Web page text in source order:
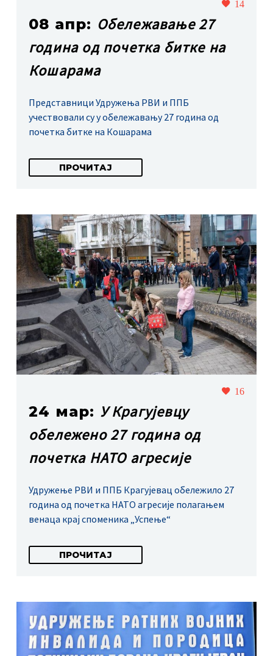
14
08 апр: Обележавање 27
година од почетка битке на
Кошарама
Представници Удружења РВИ и ППБ
учествовали су у обележавању 27 година од
почетка битке на Кошарама
ПРОЧИТАЈ
16
24 мар: У Крагујевцу
обележено 27 година од
почетка НАТО агресије
Удружење РВИ и ППБ Крагујевац обележило 27
година од почетка НАТО агресије полагањем
венаца крај споменика „Успење“
ПРОЧИТАЈ